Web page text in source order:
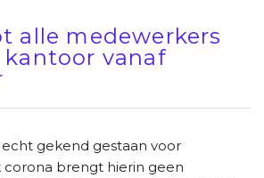
alle medewerkers
vanaf
gekend gestaan voor
brengt hierin geen